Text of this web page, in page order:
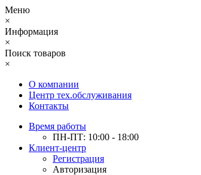
Меню
×
Информация
×
Поиск товаров
×
О компании
Центр тех.обслуживания
Контакты
Время работы
ПН-ПТ: 10:00 - 18:00
Клиент-центр
Регистрация
Авторизация